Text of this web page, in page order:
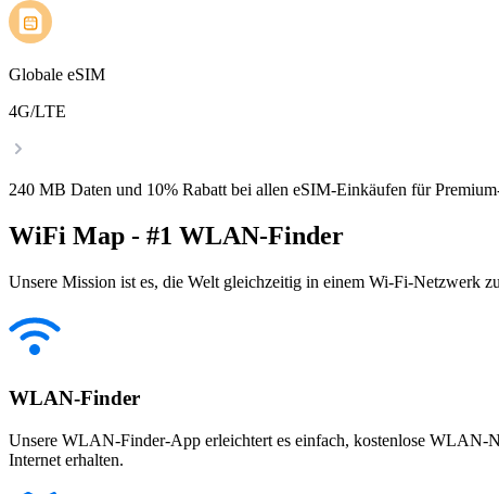
Globale eSIM
4G/LTE
240 MB Daten und 10% Rabatt bei allen eSIM-Einkäufen für
WiFi Map - #1 WLAN-Finder
Unsere Mission ist es, die Welt gleichzeitig in einem Wi-Fi-Netzwerk
WLAN-Finder
Unsere WLAN-Finder-App erleichtert es einfach, kostenlose WLAN-
Internet erhalten.